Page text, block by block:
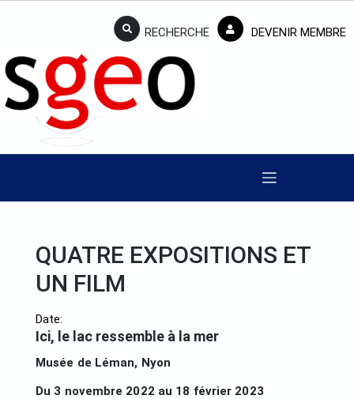
RECHERCHE DEVENIR MEMBRE
QUATRE EXPOSITIONS ET
UN FILM
Date:
Ici, le lac ressemble à la mer
Musée de Léman, Nyon
Du 3 novembre 2022 au 18 février 2023